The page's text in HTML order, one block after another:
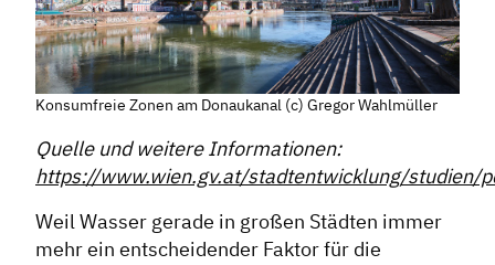
Konsumfreie Zonen am Donaukanal (c) Gregor Wahlmüller
Quelle und weitere Informationen:
https://www.wien.gv.at/stadtentwicklung/
Weil Wasser gerade in großen Städten immer
mehr ein entscheidender Faktor für die